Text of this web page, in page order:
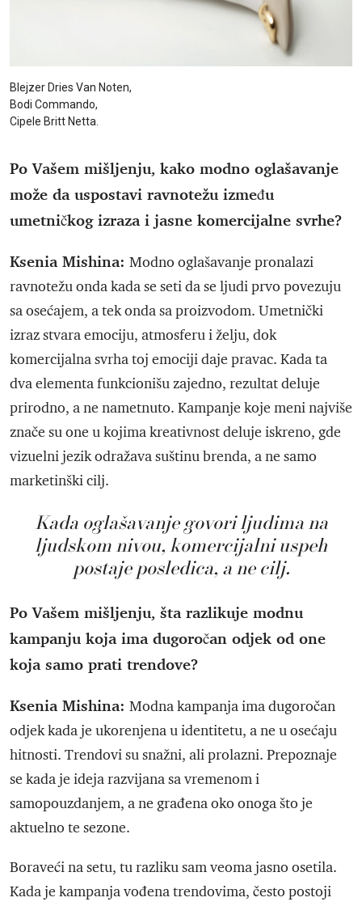
Blejzer Dries Van Noten,
Bodi Commando,
Cipele Britt Netta.
Po Vašem mišljenju, kako modno oglašavanje
može da uspostavi ravnotežu između
umetničkog izraza i jasne komercijalne svrhe?
Ksenia Mishina: Modno oglašavanje pronalazi
ravnotežu onda kada se seti da se ljudi prvo povezuju
sa osećajem, a tek onda sa proizvodom. Umetnički
izraz stvara emociju, atmosferu i želju, dok
komercijalna svrha toj emociji daje pravac. Kada ta
dva elementa funkcionišu zajedno, rezultat deluje
prirodno, a ne nametnuto. Kampanje koje meni najviše
znače su one u kojima kreativnost deluje iskreno, gde
vizuelni jezik odražava suštinu brenda, a ne samo
marketinški cilj.
Kada oglašavanje govori ljudima na
ljudskom nivou, komercijalni uspeh
postaje posledica, a ne cilj.
Po Vašem mišljenju, šta razlikuje modnu
kampanju koja ima dugoročan odjek od one
koja samo prati trendove?
Ksenia Mishina: Modna kampanja ima dugoročan
odjek kada je ukorenjena u identitetu, a ne u osećaju
hitnosti. Trendovi su snažni, ali prolazni. Prepoznaje
se kada je ideja razvijana sa vremenom i
samopouzdanjem, a ne građena oko onoga što je
aktuelno te sezone.
Boraveći na setu, tu razliku sam veoma jasno osetila.
Kada je kampanja vođena trendovima, često postoji